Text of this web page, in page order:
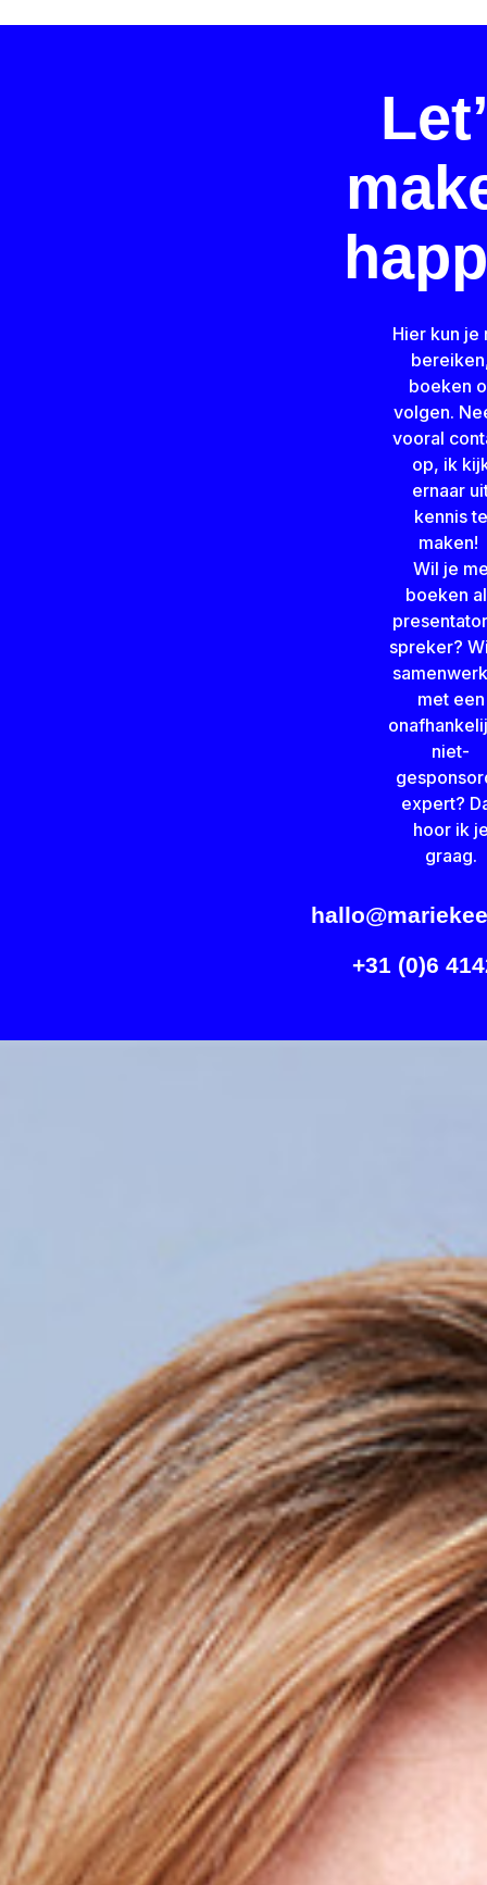
Hier kun je
boeken
volgen.
vooral
op, ik
ernaar
kennis te
maken!
Wil je
boeken
spreker?
met een
niet-
expert?
hoor ik
graag.
+31 (0)6